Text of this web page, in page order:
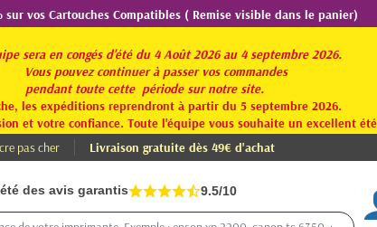
sur vos Cartouches Compatibles ( Remise visible dans le panier)
sera en congés d'été du 4 Août 2026 au 4 septembre 2026.
Vous pouvez continuer à passer vos commandes
pendant toute cette période sur notre site.
les expéditions reprendront à partir du 5 septembre 2026.
et votre confiance. Toute l'équipe vous souhaite un excellent
pas cher Livraison gratuite dès 49€ d'achat
des avis garantis 9.5/10